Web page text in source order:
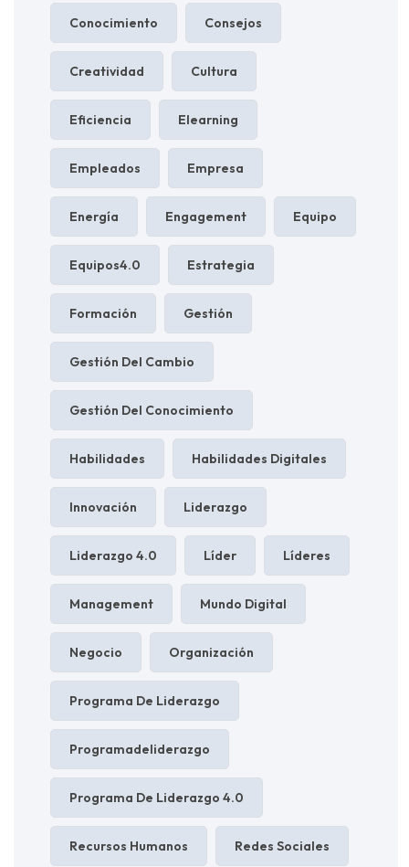
Conocimiento Consejos
Creatividad Cultura
Eficiencia Elearning
Empleados Empresa
Energía Engagement Equipo
Equipos4.0 Estrategia
Formación Gestión
Gestión Del Cambio
Gestión Del Conocimiento
Habilidades Habilidades Digitales
Innovación Liderazgo
Liderazgo 4.0 Líder Líderes
Management Mundo Digital
Negocio Organización
Programa De Liderazgo
Programadeliderazgo
Programa De Liderazgo 4.0
Recursos Humanos Redes Sociales